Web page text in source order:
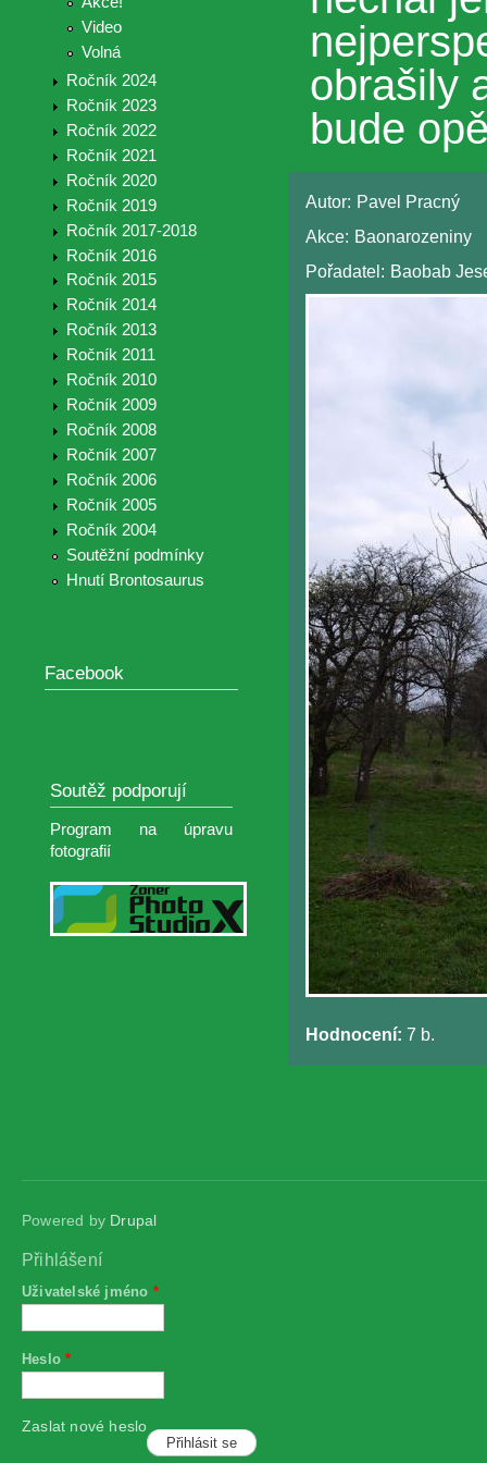
Video
Volná
Ročník 2024
Ročník 2023
Ročník 2022
Ročník 2021
Ročník 2020
Ročník 2019
Ročník 2017-2018
Ročník 2016
Ročník 2015
Ročník 2014
Ročník 2013
Ročník 2011
Ročník 2010
Ročník 2009
Ročník 2008
Ročník 2007
Ročník 2006
Ročník 2005
Ročník 2004
Soutěžní podmínky
Hnutí Brontosaurus
Facebook
Soutěž podporují
Program na úpravu
fotografií
obrašily
bude
Autor: Pavel Pracný
Akce: Baonarozeniny
Pořadatel: Baobab
Hodnocení: 7 b.
Powered by Drupal
Přihlášení
Uživatelské jméno *
Heslo*
Zaslat nové heslo